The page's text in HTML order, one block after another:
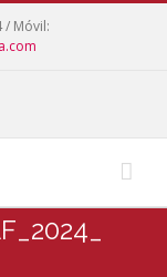
/ Móvil: